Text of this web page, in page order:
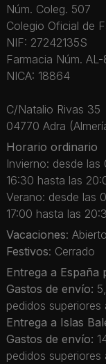
Núm. Coleg. 507
Colegio Oficial de
NIF: 27242135S
Farmacia Núm.
NICA: 18864
C/Natalio Rivas 35
04770 Adra
Horario ordinario
Invierno: desde
16:30 hasta las
Verano: desde las
17:00 hasta las
Vacaciones:
Festivos: Cerrado
Entrega a España
Gastos de envío:
pedidos
Entrega a Islas
Gastos de envío:
pedidos